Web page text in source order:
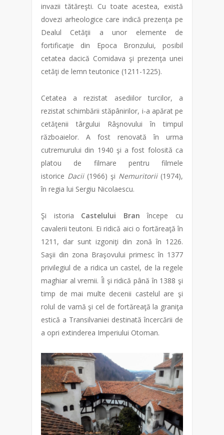
invazii tătăreşti. Cu toate acestea, există
dovezi arheologice care indică prezenţa pe
Dealul Cetăţii a unor elemente de
fortificaţie din Epoca Bronzului, posibil
cetatea dacică Comidava şi prezenţa unei
cetăţi de lemn teutonice (1211-1225).
Cetatea a rezistat asediilor turcilor, a
rezistat schimbării stăpânirilor, i-a apărat pe
cetăţenii târgului Râşnovului în timpul
războaielor. A fost renovată în urma
cutremurului din 1940 şi a fost folosită ca
platou de filmare pentru filmele
istorice Dacii(1966) şi Nemuritorii (1974),
în regia lui Sergiu Nicolaescu.
Şi istoria Castelului Bran începe cu
cavalerii teutoni. Ei ridică aici o fortăreaţă în
1211, dar sunt izgoniţi din zonă în 1226.
Saşii din zona Braşovului primesc în 1377
privilegiul de a ridica un castel, de la regele
maghiar al vremii. Îl şi ridică până în 1388 şi
timp de mai multe decenii castelul are şi
rolul de vamă şi cel de fortăreaţă la graniţa
estică a Transilvaniei destinată încercării de
a opri extinderea Imperiului Otoman.